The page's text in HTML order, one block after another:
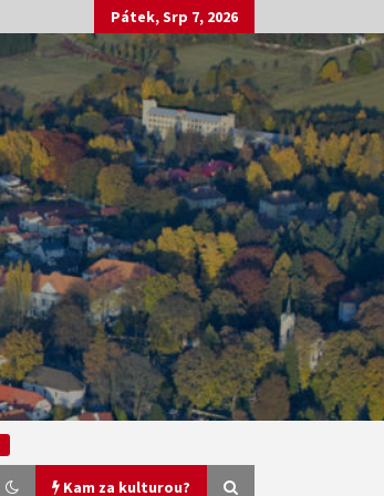
Pátek, Srp 7, 2026
Kam za kulturou?